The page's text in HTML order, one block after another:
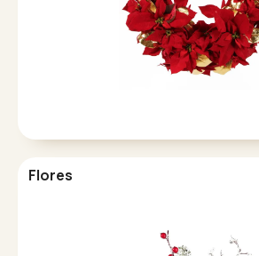
Flores